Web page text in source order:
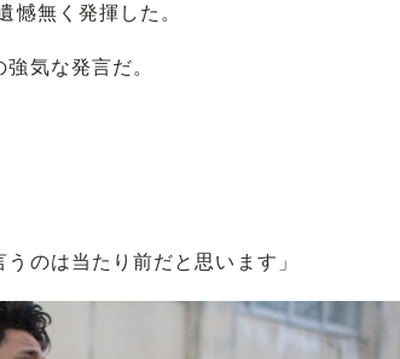
憾無く発揮した。
気な発言だ。
のは当たり前だと思います」